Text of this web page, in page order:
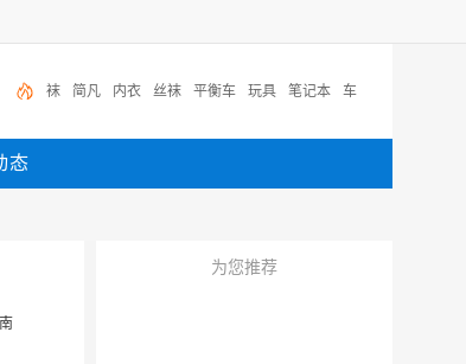
袜 简凡 内衣 丝袜 平衡车 玩具 笔记本 车
态
为您推荐